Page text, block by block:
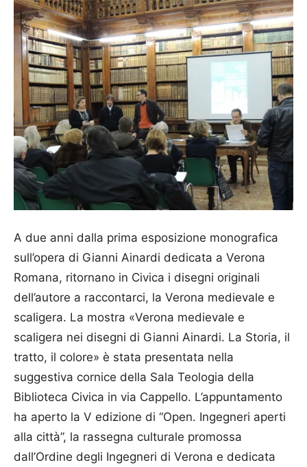
A due anni dalla prima esposizione monografica
sull’opera di Gianni Ainardi dedicata a Verona
Romana, ritornano in Civica i disegni originali
dell’autore a raccontarci, la Verona medievale e
scaligera. La mostra «Verona medievale e
scaligera nei disegni di Gianni Ainardi. La Storia, il
tratto, il colore» è stata presentata nella
suggestiva cornice della Sala Teologia della
Biblioteca Civica in via Cappello. L’appuntamento
ha aperto la V edizione di “Open. Ingegneri aperti
alla città”, la rassegna culturale promossa
dall’Ordine degli Ingegneri di Verona e dedicata